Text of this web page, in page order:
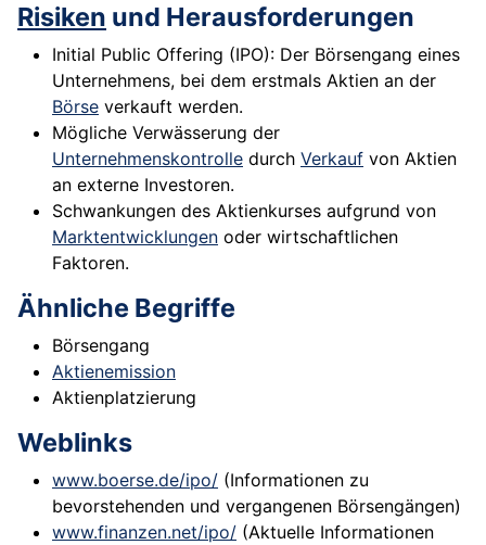
Risiken und Herausforderungen
Initial Public Offering (IPO): Der Börsengang eines
Unternehmens, bei dem erstmals Aktien an der
Börse verkauft werden.
Mögliche Verwässerung der
Unternehmenskontrolle durch Verkauf von Aktien
an externe Investoren.
Schwankungen des Aktienkurses aufgrund von
Marktentwicklungen oder wirtschaftlichen
Faktoren.
Ähnliche Begriffe
Börsengang
Aktienemission
Aktienplatzierung
Weblinks
www.boerse.de/ipo/ (Informationen zu
bevorstehenden und vergangenen Börsengängen)
www.finanzen.net/ipo/ (Aktuelle Informationen